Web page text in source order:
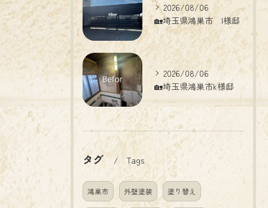
2026/08/06
🏡埼玉県鴻巣市 I様邸
2026/08/06
🏡埼玉県鴻巣市k様邸
タグ Tags
鴻巣市 外壁塗装 塗り替え